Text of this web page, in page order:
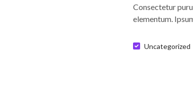
Consectetur
elementum.
Uncategorized